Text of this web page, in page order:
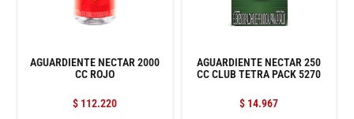
AGUARDIENTE NECTAR 2000
CC ROJO
$ 112.220
AGUARDIENTE NECTAR 250
CC CLUB TETRA PACK 5270
$ 14.967